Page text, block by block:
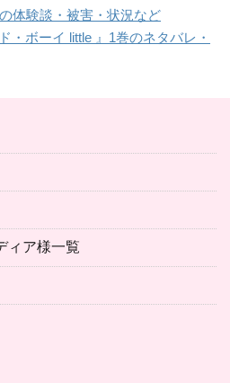
体験談・被害・状況など
・ボーイ little 』1巻のネタバレ・
ィア様一覧